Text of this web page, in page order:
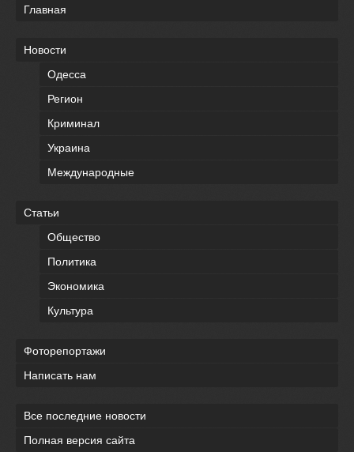
Главная
Новости
Одесса
Регион
Криминал
Украина
Международные
Статьи
Общество
Политика
Экономика
Культура
Фоторепортажи
Написать нам
Все последние новости
Полная версия сайта